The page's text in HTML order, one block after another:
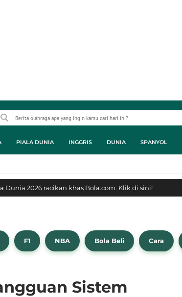
PIALA DUNIA INGGRIS DUNIA SPANYOL
2026 racikan khas Bola.com. Klik di sini!
F1 NBA Bola Beli Cara
Sistem